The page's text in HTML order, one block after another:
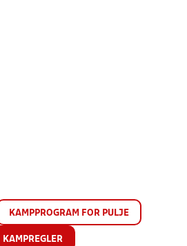
KAMPPROGRAM FOR PULJE
KAMPREGLER